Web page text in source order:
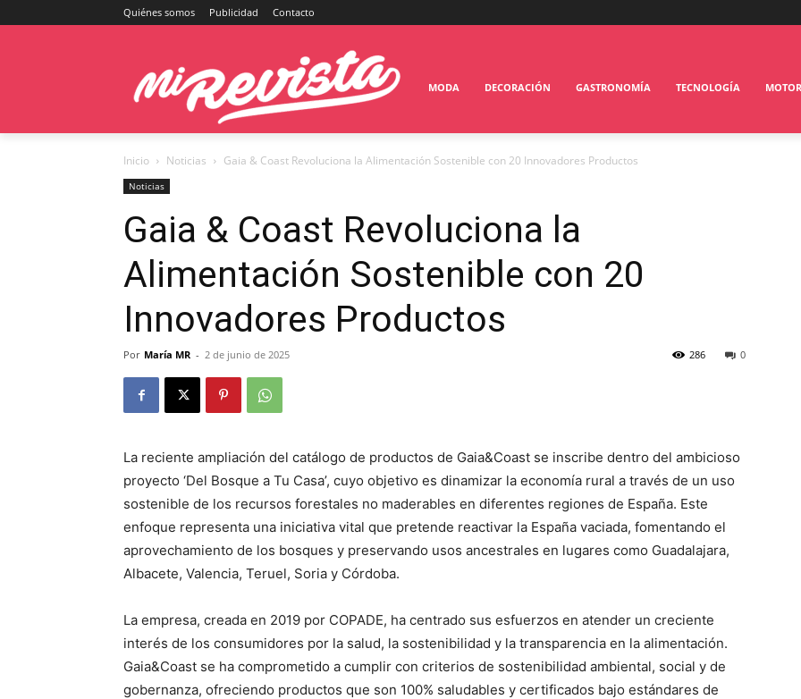
Quiénes somos Publicidad Contacto
MODA DECORACIÓN GASTRONOMÍA TECNOLOGÍA MOTOR
Inicio Noticias Gaia & Coast Revoluciona la Alimentación Sostenible con 20 Innovadores Productos
Noticias
Gaia & Coast Revoluciona la
Alimentación Sostenible con 20
Innovadores Productos
Por María MR - 2 de junio de 2025 0
286
La reciente ampliación del catálogo de productos de Gaia&Coast se inscribe dentro del ambicioso
proyecto ‘Del Bosque a Tu Casa’, cuyo objetivo es dinamizar la economía rural a través de un uso
sostenible de los recursos forestales no maderables en diferentes regiones de España. Este
enfoque representa una iniciativa vital que pretende reactivar la España vaciada, fomentando el
aprovechamiento de los bosques y preservando usos ancestrales en lugares como Guadalajara,
Albacete, Valencia, Teruel, Soria y Córdoba.
La empresa, creada en 2019 por COPADE, ha centrado sus esfuerzos en atender un creciente
interés de los consumidores por la salud, la sostenibilidad y la transparencia en la alimentación.
Gaia&Coast se ha comprometido a cumplir con criterios de sostenibilidad ambiental, social y de
gobernanza, ofreciendo productos que son 100% saludables y certificados bajo estándares de